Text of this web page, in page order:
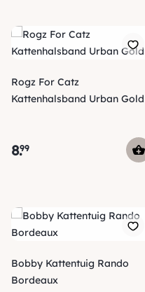
Rogz For Catz
Kattenhalsband Urban Gold
8.99
Bobby Kattentuig Rando
Bordeaux